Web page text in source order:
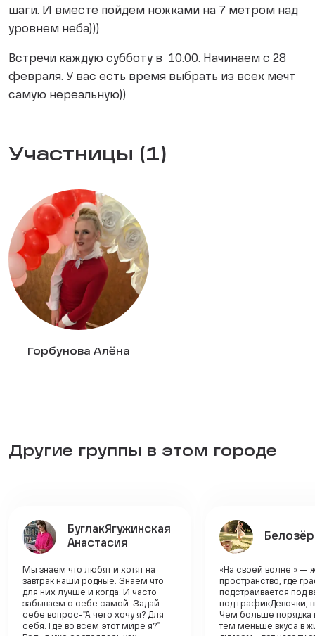
шаги. И вместе пойдем ножками на 7 метром над
уровнем неба)))
Встречи каждую субботу в 10.00. Начинаем с 28
февраля. У вас есть время выбрать из всех мечт
самую нереальную))
Участницы (1)
Горбунова Алёна
Другие группы в этом городе
БуглакЯгужинская
Анастасия
Мы знаем что любят и хотят на
завтрак наши родные. Знаем что
для них лучше и когда. И часто
забываем о себе самой. Задай
себе вопрос-"А чего хочу я? Для
себя. Где во всем этот мире я?"
«На своей волне » —
пространство, где
подстраивается под
под графикДевочки,
Чем больше порядка
тем меньше вкуса в